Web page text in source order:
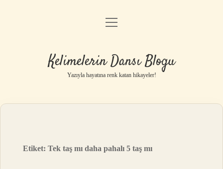
Anasayfa
Yasal Uyarı
menüyü
Kelimelerin Dansı Blogu
Yazıyla hayatına renk katan hikayeler!
Etiket:Tek taş mı daha pahalı 5 taş mı